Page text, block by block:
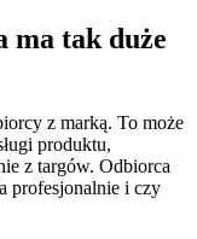
ma tak duże
z marką. To może
produktu,
z targów. Odbiorca
profesjonalnie i czy